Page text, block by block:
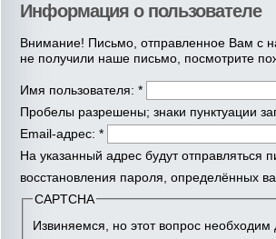
Информация о пользователе
Внимание! Письмо, отправленное Вам с
не получили наше письмо, посмотрите
Имя пользователя: *
Пробелы разрешены; знаки пунктуации
Email-адрес: *
На указанный адрес будут отправляться
восстановления пароля, определённых
CAPTCHA
Извиняемся, но этот вопрос